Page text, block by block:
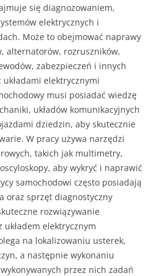
się diagnozowaniem,
elektrycznych i
Może to obejmować naprawy
alternatorów, rozruszników,
zabezpieczeń i innych
elektrycznymi
musi posiadać wiedzę
układów komunikacyjnych
dziedzin, aby skutecznie
W pracy używa narzędzi
takich jak multimetry,
aby wykryć i naprawić
samochodowi często posiadają
oraz sprzęt diagnostyczny
rozwiązywanie
elektrycznym
na lokalizowaniu usterek,
a następnie wykonaniu
przez nich zadań